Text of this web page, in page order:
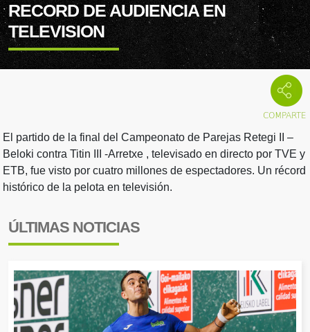
RECORD DE AUDIENCIA EN
TELEVISION
El partido de la final del Campeonato de Parejas Retegi II –
Beloki contra Titin III -Arretxe , televisado en directo por TVE y
ETB, fue visto por cuatro millones de espectadores. Un récord
histórico de la pelota en televisión.
ÚLTIMAS NOTICIAS